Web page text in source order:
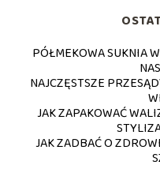
PÓŁMEKOWA SUKNIA
NAJCZĘSTSZE
JAK ZAPAKOWAĆ
JAK ZADBAĆ O